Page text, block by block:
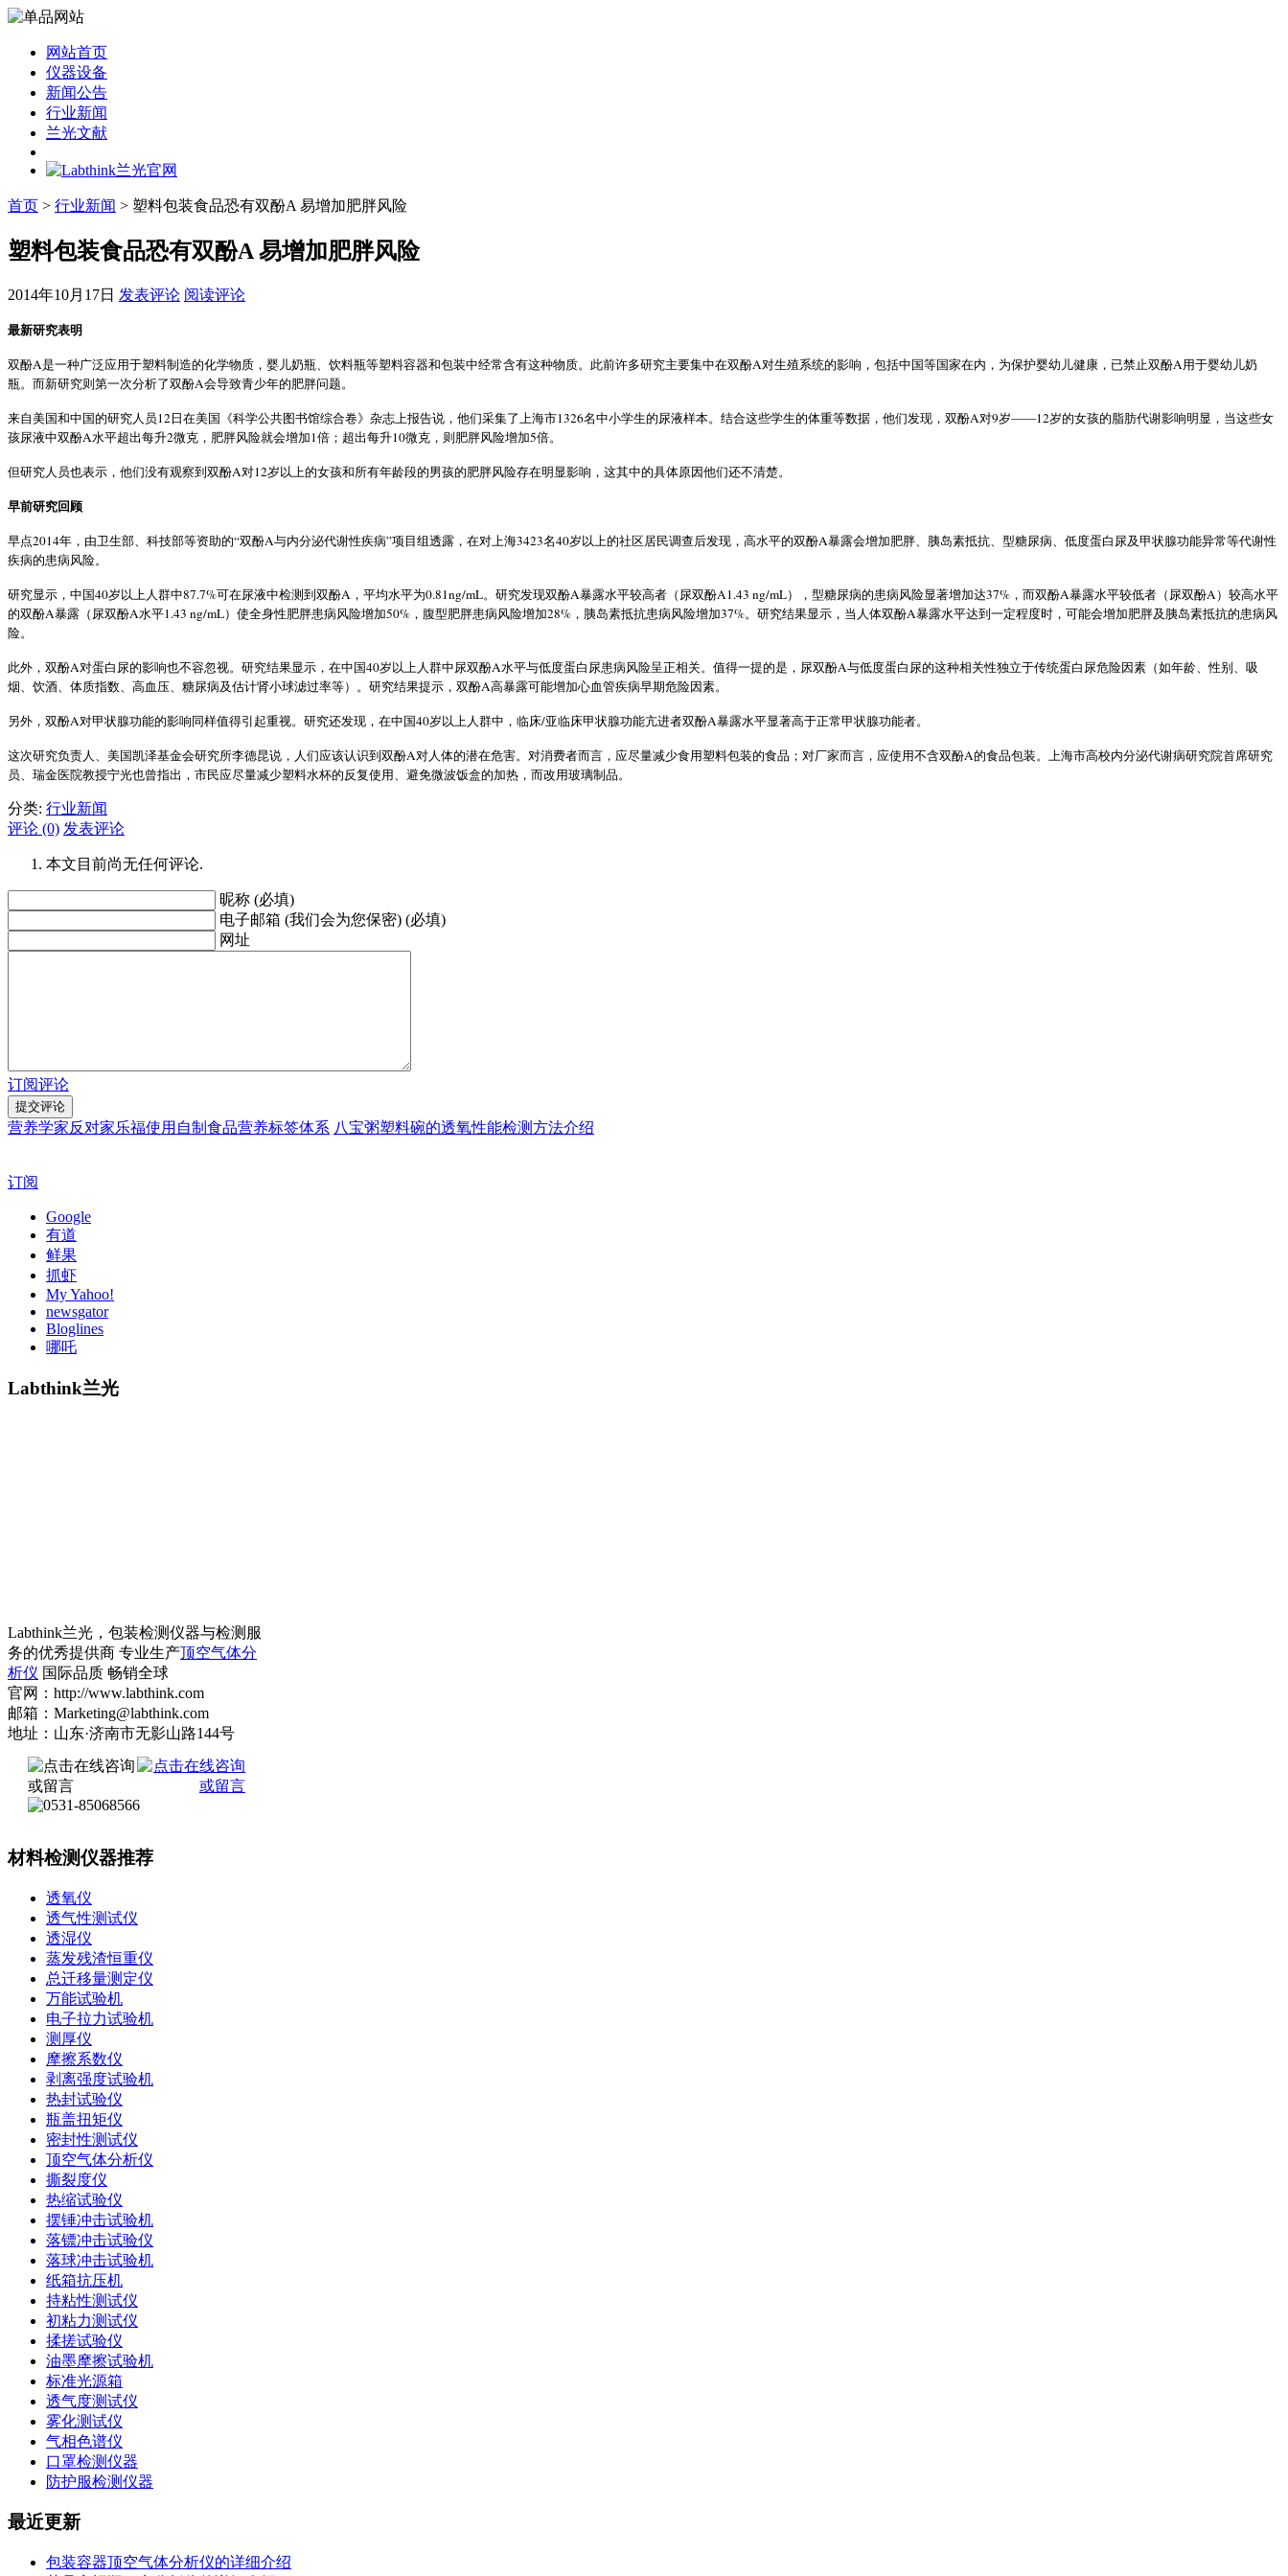
网站首页
仪器设备
新闻公告
行业新闻
兰光文献
首页 > 行业新闻 > 塑料包装食品恐有双酚A 易增加肥胖风险
塑料包装食品恐有双酚A 易增加肥胖风险
2014年10月17日 发表评论 阅读评论
最新研究表明
双酚A是一种广泛应用于塑料制造的化学物质，婴儿奶瓶、饮料瓶等塑料容器和包装中经常含有这种物质。此前许多研究主要集中在双酚A对生殖系统的影响，包括中国等国家在内，为保护婴幼儿健康，已禁止双酚A用于婴幼儿奶
瓶。而新研究则第一次分析了双酚A会导致青少年的肥胖问题。
来自美国和中国的研究人员12 日在美国《科学公共图书馆综合卷》杂志上报告说，他们采集了上海市1326名中小学生的尿液样本。结合这些学生的体重等数据，他们发现，双酚A对9岁——12岁的女孩的脂肪代谢影响明显，当这些女
孩尿液中双酚A水平超出每升2微克，肥胖风险就会增加1倍；超出每升10微克，则肥胖风险增加5倍。
但研究人员也表示，他们没有观察到双酚A对12岁以上的女孩和所有年龄段的男孩的肥胖风险存在明显影响，这其中的具体原因他们还不清楚。
早前研究回顾
早点2014年，由卫生部、科技部等资助的“双酚A与内分泌代谢性疾病”项目组透露，在对上海3423名40岁以上的社区居民调查后发现，高水平的双酚A暴露会增加肥胖、胰岛素抵抗、型糖尿病、低度蛋白尿及甲状腺功能异常等代谢性
疾病的患病风险。
研究显示，中国40岁以上人群中87.7%可在尿液中检测到双酚A ，平均水平为0.81ng/mL。研究发现双酚A暴露水平较高者（尿双酚A1.43 ng/mL），型糖尿病的患病风险显著增加达37% ，而双酚A暴露水平较低者（尿双酚A）较高水平
的双酚A暴露（尿双酚A水平1.43 ng/mL）使全身性肥胖患病风险增加50% ，腹型肥胖患病风险增加28% ，胰岛素抵抗患病风险增加37%。研究结果显示，当人体双酚A暴露水平达到一定程度时，可能会增加肥胖及胰岛素抵抗的患病风
险。
此外，双酚A对蛋白尿的影响也不容忽视。研究结果显示，在中国40岁以上人群中尿双酚A水平与低度蛋白尿患病风险呈正相关。值得一提的是，尿双酚A与低度蛋白尿的这种相关性独立于传统蛋白尿危险因素（如年龄、性别、吸
烟、饮酒、体质指数、高血压、糖尿病及估计肾小球滤过率等）。研究结果提示，双酚A高暴露可能增加心血管疾病早期危险因素。
另外，双酚A对甲状腺功能的影响同样值得引起重视。研究还发现，在中国40岁以上人群中，临床/亚临床甲状腺功能亢进者双酚A暴露水平显著高于正常甲状腺功能者。
这次研究负责人、美国凯泽基金会研究所李德昆说，人们应该认识到双酚A对人体的潜在危害。对消费者而言，应尽量减少食用塑料包装的食品；对厂家而言，应使用不含双酚A的食品包装。上海市高校内分泌代谢病研究院首席研究
员、瑞金医院教授宁光也曾指出，市民应尽量减少塑料水杯的反复使用、避免微波饭盒的加热，而改用玻璃制品。
分类: 行业新闻
评论 (0) 发表评论
本文目前尚无任何评论.
昵称 (必填)
电子邮箱 (我们会为您保密) (必填)
网址
订阅评论
营养学家反对家乐福使用自制食品营养标签体系 八宝粥塑料碗的透氧性能检测方法介绍
订阅
Google
有道
鲜果
抓虾
My Yahoo!
newsgator
Bloglines
哪吒
Labthink兰光
Labthink兰光，包装检测仪器与检测服
务的优秀提供商 专业生产顶空气体分
析仪 国际品质 畅销全球
官网：http://www.labthink.com
邮箱：Marketing@labthink.com
地址：山东·济南市无影山路144号
材料检测仪器推荐
透氧仪
透气性测试仪
透湿仪
蒸发残渣恒重仪
总迁移量测定仪
万能试验机
电子拉力试验机
测厚仪
摩擦系数仪
剥离强度试验机
热封试验仪
瓶盖扭矩仪
密封性测试仪
顶空气体分析仪
撕裂度仪
热缩试验仪
摆锤冲击试验机
落镖冲击试验仪
落球冲击试验机
纸箱抗压机
持粘性测试仪
初粘力测试仪
揉搓试验仪
油墨摩擦试验机
标准光源箱
透气度测试仪
雾化测试仪
气相色谱仪
口罩检测仪器
防护服检测仪器
最近更新
包装容器顶空气体分析仪的详细介绍